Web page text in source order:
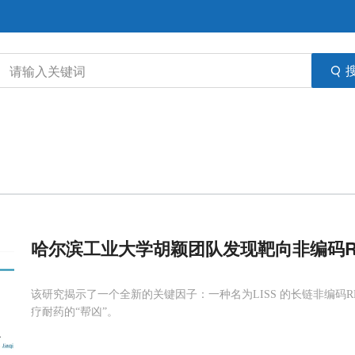
哈尔滨工业大学胡颖团队发现靶向非编码
该研究揭示了一个全新的关键因子：一种名为LISS 的长链非编码
疗耐药的“帮凶”。